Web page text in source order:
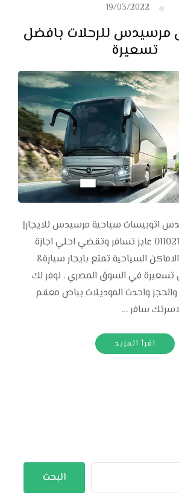
19/03/2022
مرسيدس للرحلات بافضل
تسعيرة
اتوبيسات سياحية مرسيدس للايجار|
رحلات وسفر01102106655 عايز تسافر وتقضي احلي اجازة
السياحية تمتع بايجار سيارة&
تسعيرة في السوق المصري . نوفر لك
واحدث الموديلات بباص معقم
سافر …
اقرأ المزيد
البحث